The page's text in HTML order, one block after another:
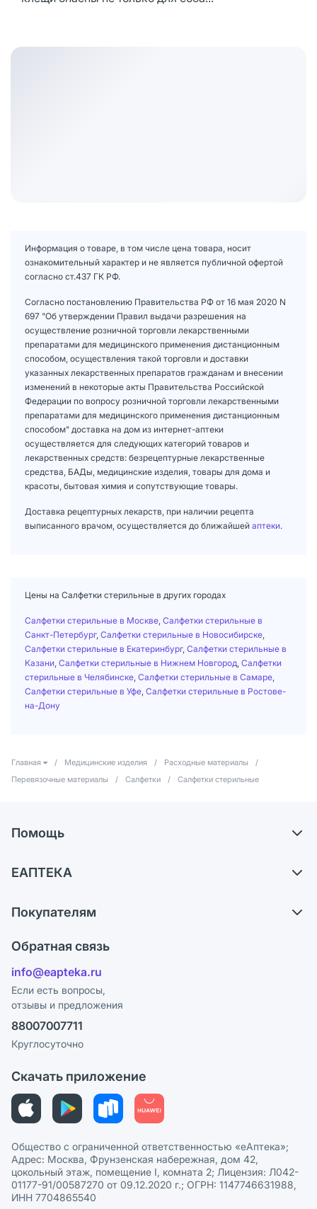
Информация о товаре, в том числе цена товара, носит
ознакомительный характер и не является публичной офертой
согласно ст.437 ГК РФ.
Согласно постановлению Правительства РФ от 16 мая 2020 N
697 "Об утверждении Правил выдачи разрешения на
осуществление розничной торговли лекарственными
препаратами для медицинского применения дистанционным
способом, осуществления такой торговли и доставки
указанных лекарственных препаратов гражданам и внесении
изменений в некоторые акты Правительства Российской
Федерации по вопросу розничной торговли лекарственными
препаратами для медицинского применения дистанционным
способом" доставка на дом из интернет-аптеки
осуществляется для следующих категорий товаров и
лекарственных средств: безрецептурные лекарственные
средства, БАДы, медицинские изделия, товары для дома и
красоты, бытовая химия и сопутствующие товары.
Доставка рецептурных лекарств, при наличии рецепта
выписанного врачом, осуществляется до ближайшей аптеки.
Цены на Салфетки стерильные в других городах
Салфетки стерильные в Москве Салфетки стерильные в
Санкт-Петербург, Салфетки стерильные в Новосибирске
Салфетки стерильные в Екатеринбург, Салфетки стерильные в
Казани Салфетки стерильные в Нижнем Новгород Салфетки
стерильные в Челябинске Салфетки стерильные в Самаре
Салфетки стерильные в Уфе Салфетки стерильные в Ростове-
на-Дону
Главная / Медицинские изделия / Расходные материалы
/
Перевязочные материалы
/ Салфетки / Салфетки стерильные
Помощь
Самовывоз из аптек
Ответы на вопросы
Блог
ЕАПТЕКА
Карьера
Поставщики
Лицензия
Реклама на сайте
Ваши товары на ЕАПТЕКЕ
Покупателям
Программа СберСпасибо
Политика конфиденциальности
Пользовательское соглашение
Политика рекомендаций
Этика и соответствие
Политика в отношении обработки персональных данных
Обратная связь
info@eapteka.ru
Если есть вопросы,
отзывы и предложения
88007007711
Круглосуточно
Скачать приложение
Общество с ограниченной ответственностью «еАптека»;
Адрес: Москва, Фрунзенская набережная, дом 42,
цокольный этаж, помещение I, комната 2; Лицензия: Л042-
01177-91/00587270 от 09.12.2020 г.; ОГРН: 1147746631988,
ИНН 7704865540